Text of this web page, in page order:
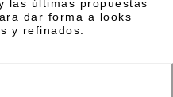
las últimas propuestas
dar forma a looks
y refinados.